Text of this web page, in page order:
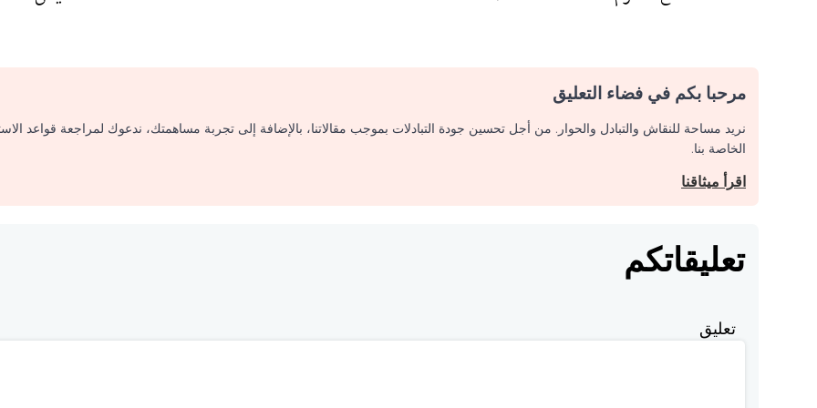
مرحبا بكم في فضاء التعليق
نريد مساحة للنقاش والتبادل والحوار. من أجل تحسين جودة التبادلات بموجب مقالاتنا، بالإضافة إلى تجربة مساهمتك، ندعوك لمراجعة قواعد
الخاصة بنا.
اقرأ ميثاقنا
تعليقاتكم
تعليق